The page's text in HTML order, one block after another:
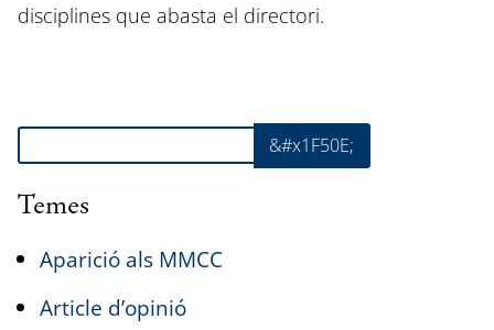
disciplines que abasta el directori.
Cerca &#x1F50E;
Temes
Aparició als MMCC
Article d’opinió